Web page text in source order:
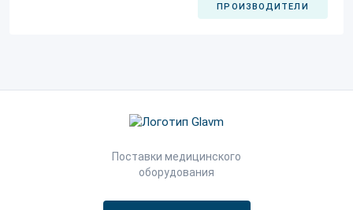
ПРОИЗВОДИТЕЛИ
Поставки медицинского
оборудования